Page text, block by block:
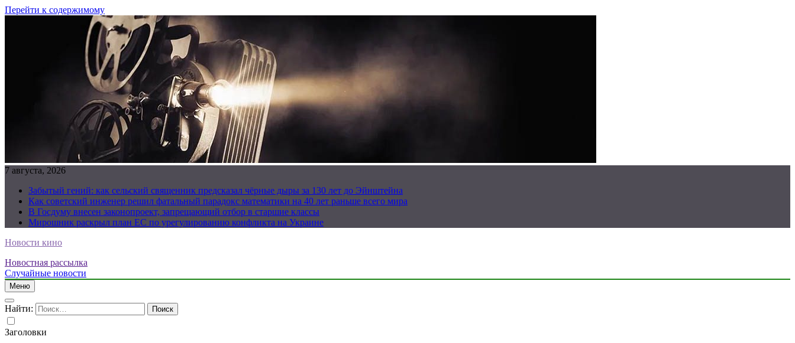
Перейти к содержимому
7 августа, 2026
Забытый гений: как сельский священник предсказал чёрные дыры за 130 лет до Эйнштейна
Как советский инженер решил фатальный парадокс математики на 40 лет раньше всего мира
В Госдуму внесен законопроект, запрещающий отбор в старшие классы
Мирошник раскрыл план ЕС по урегулированию конфликта на Украине
Новости кино
Новостная рассылка
Случайные новости
Меню
Найти:
Заголовки